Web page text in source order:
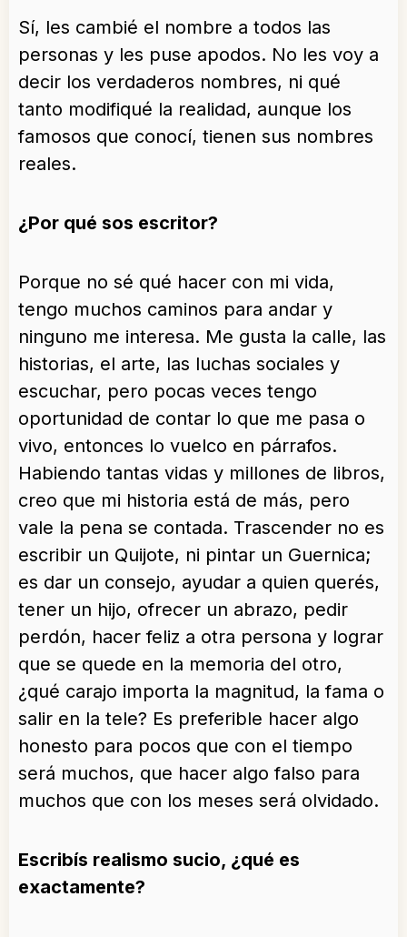
Sí, les cambié el nombre a todos las
personas y les puse apodos. No les voy a
decir los verdaderos nombres, ni qué
tanto modifiqué la realidad, aunque los
famosos que conocí, tienen sus nombres
reales.
¿Por qué sos escritor?
Porque no sé qué hacer con mi vida,
tengo muchos caminos para andar y
ninguno me interesa. Me gusta la calle, las
historias, el arte, las luchas sociales y
escuchar, pero pocas veces tengo
oportunidad de contar lo que me pasa o
vivo, entonces lo vuelco en párrafos.
Habiendo tantas vidas y millones de libros,
creo que mi historia está de más, pero
vale la pena se contada. Trascender no es
escribir un Quijote, ni pintar un Guernica;
es dar un consejo, ayudar a quien querés,
tener un hijo, ofrecer un abrazo, pedir
perdón, hacer feliz a otra persona y lograr
que se quede en la memoria del otro,
¿qué carajo importa la magnitud, la fama o
salir en la tele? Es preferible hacer algo
honesto para pocos que con el tiempo
será muchos, que hacer algo falso para
muchos que con los meses será olvidado.
Escribís realismo sucio, ¿qué es
exactamente?